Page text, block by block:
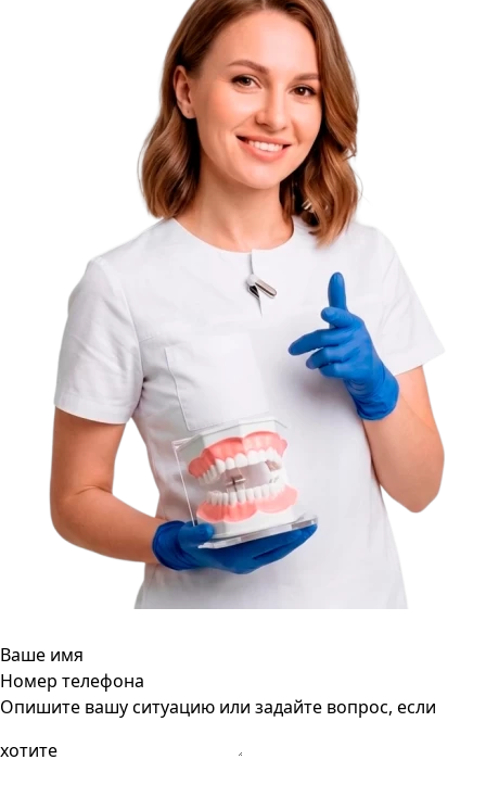
Ваше имя
Номер телефона
Опишите вашу ситуацию или задайте вопрос, если
хотите